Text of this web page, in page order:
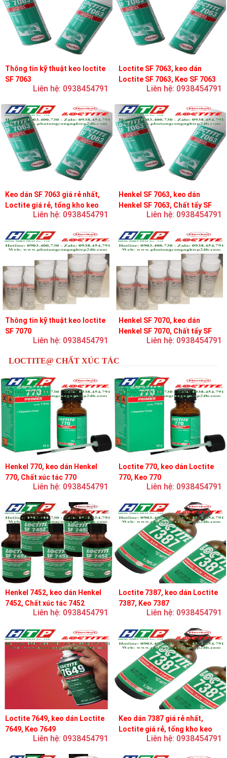
Thông tin kỹ thuật keo loctite
SF 7063
Liên hệ: 0938454791
Loctite SF 7063, keo dán
Loctite SF 7063, Keo SF 7063
Liên hệ: 0938454791
Keo dán SF 7063 giá rẻ nhất,
Loctite giá rẻ, tổng kho keo
Liên hệ: 0938454791
Henkel SF 7063, keo dán
Henkel SF 7063, Chất tẩy SF
Liên hệ: 0938454791
Thông tin kỹ thuật keo loctite
SF 7070
Liên hệ: 0938454791
Henkel SF 7070, keo dán
Henkel SF 7070, Chất tẩy SF
Liên hệ: 0938454791
LOCTITE@ CHẤT XÚC TÁC
Henkel 770, keo dán Henkel
770, Chất xúc tác 770
Liên hệ: 0938454791
Loctite 770, keo dán Loctite
770, Keo 770
Liên hệ: 0938454791
Henkel 7452, keo dán Henkel
7452, Chất xúc tác 7452
Liên hệ: 0938454791
Loctite 7387, keo dán Loctite
7387, Keo 7387
Liên hệ: 0938454791
Loctite 7649, keo dán Loctite
7649, Keo 7649
Liên hệ: 0938454791
Keo dán 7387 giá rẻ nhất,
Loctite giá rẻ, tổng kho keo
Liên hệ: 0938454791